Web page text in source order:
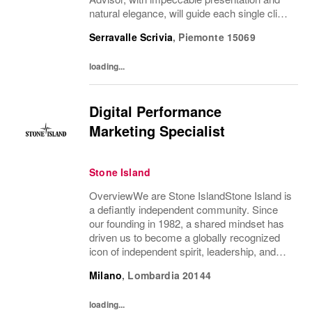
natural elegance, will guide each single client
gaining a strong...
Serravalle Scrivia, Piemonte 15069
loading...
Digital Performance
Marketing Specialist
Stone Island
OverviewWe are Stone IslandStone Island is
a defiantly independent community. Since
our founding in 1982, a shared mindset has
driven us to become a globally recognized
icon of independent spirit, leadership, and
foundation of the culture that we cherish...
Milano, Lombardia 20144
loading...